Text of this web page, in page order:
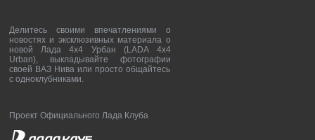
Делитесь своими впечатлениями о
новостях и эксклюзивных материала о
новой Лада 4х4 Урбан (LADA 4x4
Urban), выкладывайте фотографии
своей ВАЗ Нива или просто общайтесь
с одноклубниками.
Проект Официального Лада Клуба